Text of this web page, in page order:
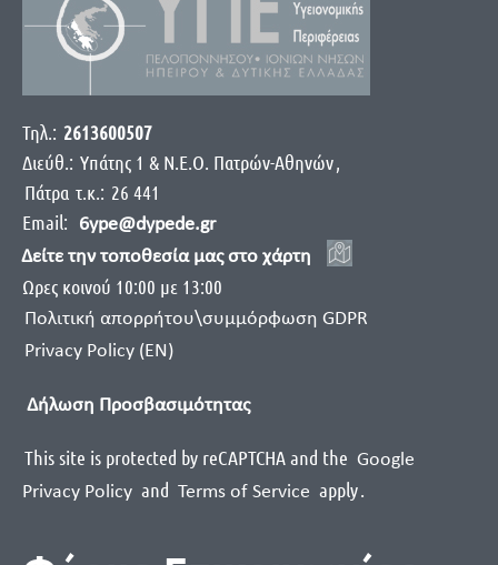
Τηλ.: 2613600507
Διεύθ.: Yπάτης 1 & Ν.Ε.Ο. Πατρών-Αθηνών,
Πάτρα τ.κ.: 26 441
Email:
6ype@dypede.gr
Δείτε την τοποθεσία μας στο χάρτη
Ωρες κοινού 10:00 με 13:00
Πολιτική απορρήτου\συμμόρφωση GDPR
Privacy Policy (EN)
Δήλωση Προσβασιμότητας
This site is protected by reCAPTCHA and the Google
Privacy Policy and Terms of Service apply.